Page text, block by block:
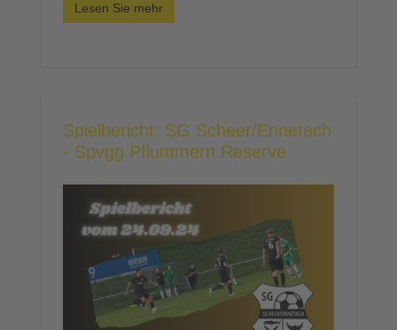
Lesen Sie mehr
Spielbericht: SG Scheer/Ennetach
- Spvgg Pflummern Reserve